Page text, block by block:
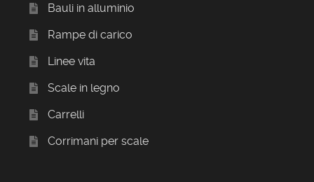
Bauli in alluminio
Rampe di carico
Linee vita
Scale in legno
Carrelli
Corrimani per scale